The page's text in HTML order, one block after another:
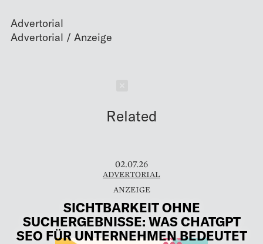
Advertorial
Related
02.07.26
ADVERTORIAL
SICHTBARKEIT OHNE
SUCHERGEBNISSE: WAS CHATGPT
SEO FÜR UNTERNEHMEN BEDEUTET